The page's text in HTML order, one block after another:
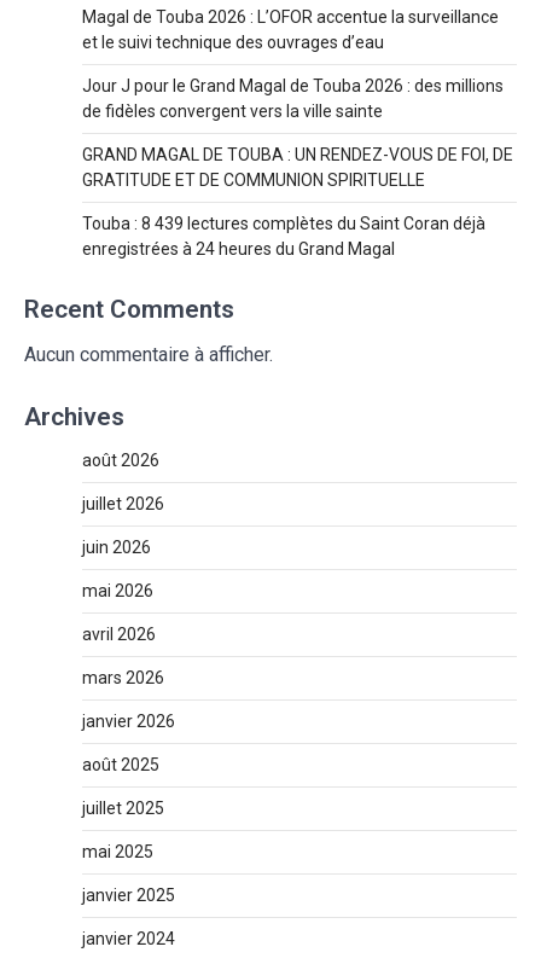
Magal de Touba 2026 : L’OFOR accentue la surveillance
et le suivi technique des ouvrages d’eau
Jour J pour le Grand Magal de Touba 2026 : des millions
de fidèles convergent vers la ville sainte
GRAND MAGAL DE TOUBA : UN RENDEZ-VOUS DE FOI, DE
GRATITUDE ET DE COMMUNION SPIRITUELLE
Touba : 8 439 lectures complètes du Saint Coran déjà
enregistrées à 24 heures du Grand Magal
Recent Comments
Aucun commentaire à afficher.
Archives
août 2026
juillet 2026
juin 2026
mai 2026
avril 2026
mars 2026
janvier 2026
août 2025
juillet 2025
mai 2025
janvier 2025
janvier 2024